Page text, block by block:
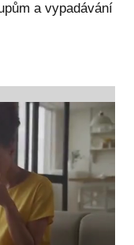
a vypadávání